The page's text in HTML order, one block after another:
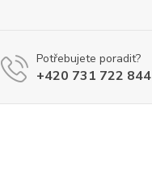
Potřebujete poradit?
+420 731 722 844